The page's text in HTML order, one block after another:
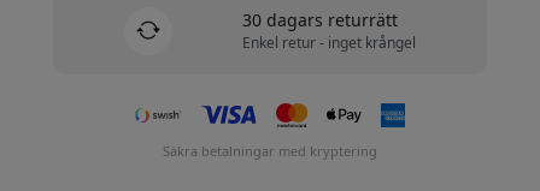
30 dagars returrätt
Enkel retur - inget krångel
Säkra betalningar med kryptering